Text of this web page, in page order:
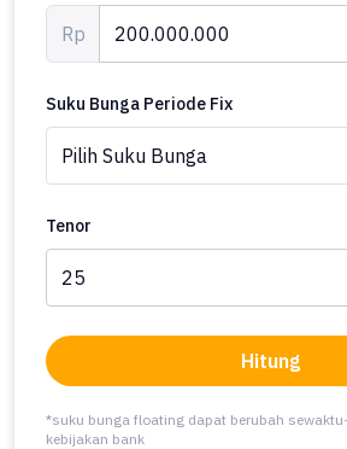
Rp
Suku Bunga Periode Fix
Tenor
Hitung
*suku bunga floating dapat berubah
kebijakan bank